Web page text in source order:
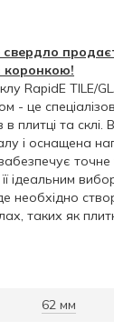
коронкою!
RapidE TILE/
- це
плитці та склі.
і оснащена
точне
ідеальним
необхідно
таких як
62 мм